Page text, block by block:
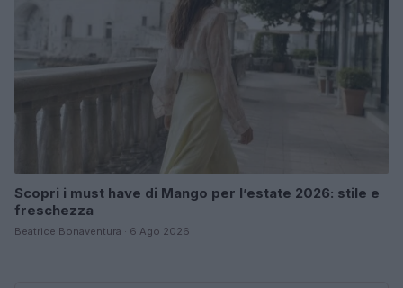
Scopri i must have di Mango per l’estate 2026: stile e
freschezza
Beatrice Bonaventura · 6 Ago 2026